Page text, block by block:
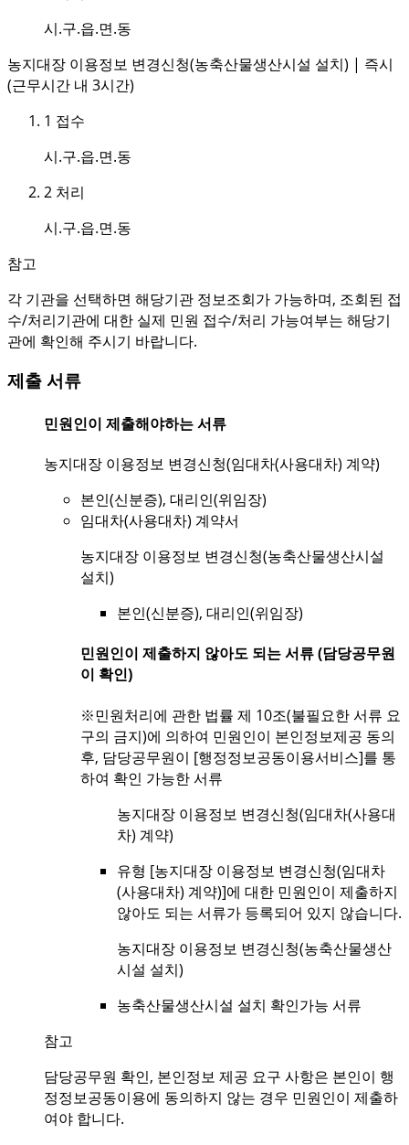
시.구.읍.면.동
농지대장 이용정보 변경신청(농축산물생산시설 설치) | 즉시
(근무시간 내 3시간)
1 접수
시.구.읍.면.동
2 처리
시.구.읍.면.동
참고
각 기관을 선택하면 해당기관 정보조회가 가능하며, 조회된 접
수/처리기관에 대한 실제 민원 접수/처리 가능여부는 해당기
관에 확인해 주시기 바랍니다.
제출 서류
민원인이 제출해야하는 서류
농지대장 이용정보 변경신청(임대차(사용대차) 계약)
본인(신분증), 대리인(위임장)
임대차(사용대차) 계약서
농지대장 이용정보 변경신청(농축산물생산시설
설치)
본인(신분증), 대리인(위임장)
민원인이 제출하지 않아도 되는 서류 (담당공무원
이 확인)
※민원처리에 관한 법률 제 10조(불필요한 서류 요
구의 금지)에 의하여 민원인이 본인정보제공 동의
후, 담당공무원이 [행정정보공동이용서비스]를 통
하여 확인 가능한 서류
농지대장 이용정보 변경신청(임대차(사용대
차) 계약)
유형 [농지대장 이용정보 변경신청(임대차
(사용대차) 계약)]에 대한 민원인이 제출하지
않아도 되는 서류가 등록되어 있지 않습니다.
농지대장 이용정보 변경신청(농축산물생산
시설 설치)
농축산물생산시설 설치 확인가능 서류
참고
담당공무원 확인, 본인정보 제공 요구 사항은 본인이 행
정정보공동이용에 동의하지 않는 경우 민원인이 제출하
여야 합니다.